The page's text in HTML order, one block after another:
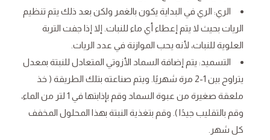
الري: الري في البداية يكون بالغمر ولكن بعد ذلك يتم تنظيم
الريات بحيث لا يتم إعطاء أي ماء للنبات. إلا إذا جفت التربة
العلوية للنبات، لأنه يحب الموازنة في عدد الريات.
التسميد: يتم إضافة السماد الأزوتي المتعادل للنبتة بمعدل
يتراوح بين 1-2 مرة شهريًا. ويتم صناعته بتلك الطريقة ( خذ
ملعقة صغيرة من عبوة السماد وقم بإذابتها في 1 لتر من الماء،
وقم بالتقليب جيدًا ). وقم بتغذية النبتة بهذا المحلول المخفف
كل شهر.